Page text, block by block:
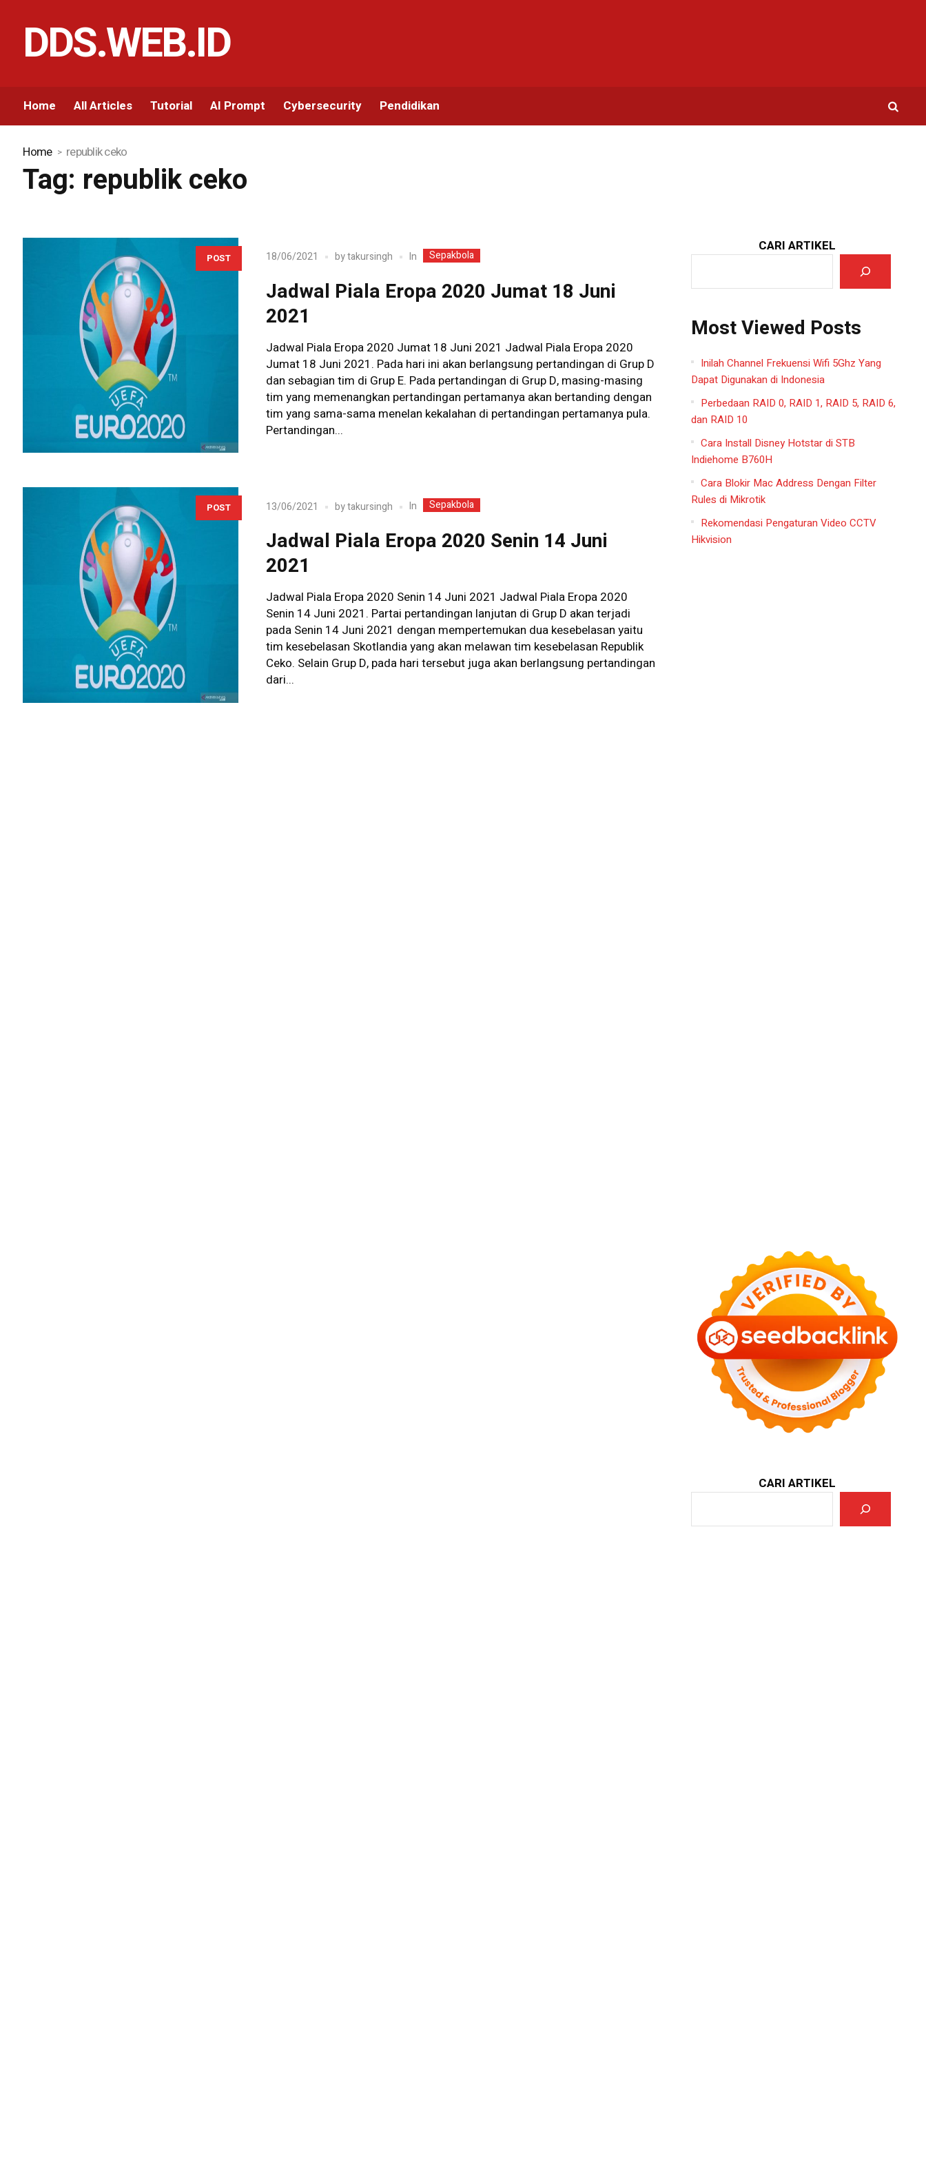
DDS.WEB.ID
Home All Articles Tutorial AI Prompt Cybersecurity Pendidikan
Home republik ceko
Tag: republik ceko
POST 18/06/2021 bytakursingh In Sepakbola
Jadwal Piala Eropa 2020 Jumat 18 Juni
2021
Jadwal Piala Eropa 2020 Jumat 18 Juni 2021 Jadwal Piala Eropa 2020
Jumat 18 Juni 2021. Pada hari ini akan berlangsung pertandingan di Grup D
dan sebagian tim di Grup E. Pada pertandingan di Grup D, masing-masing
tim yang memenangkan pertandingan pertamanya akan bertanding dengan
tim yang sama-sama menelan kekalahan di pertandingan pertamanya pula.
Pertandingan...
POST 13/06/2021 bytakursingh In Sepakbola
Jadwal Piala Eropa 2020 Senin 14 Juni
2021
Jadwal Piala Eropa 2020 Senin 14 Juni 2021 Jadwal Piala Eropa 2020
Senin 14 Juni 2021. Partai pertandingan lanjutan di Grup D akan terjadi
pada Senin 14 Juni 2021 dengan mempertemukan dua kesebelasan yaitu
tim kesebelasan Skotlandia yang akan melawan tim kesebelasan Republik
Ceko. Selain Grup D, pada hari tersebut juga akan berlangsung pertandingan
dari...
CARI ARTIKEL
Most Viewed Posts
Inilah Channel Frekuensi Wifi 5Ghz Yang
Dapat Digunakan di Indonesia
Perbedaan RAID 0, RAID 1, RAID 5, RAID 6,
dan RAID 10
Cara Install Disney Hotstar di STB
Indiehome B760H
Cara Blokir Mac Address Dengan Filter
Rules di Mikrotik
Rekomendasi Pengaturan Video CCTV
Hikvision
CARI ARTIKEL